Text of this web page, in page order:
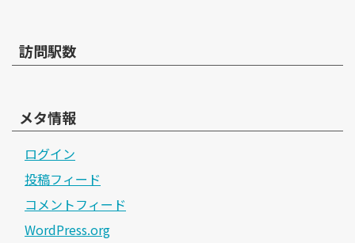
訪問駅数
メタ情報
ログイン
投稿フィード
コメントフィード
WordPress.org